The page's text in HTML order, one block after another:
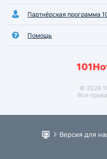
Партнёрская программа
Помощь
© 2026
Все
Версия для